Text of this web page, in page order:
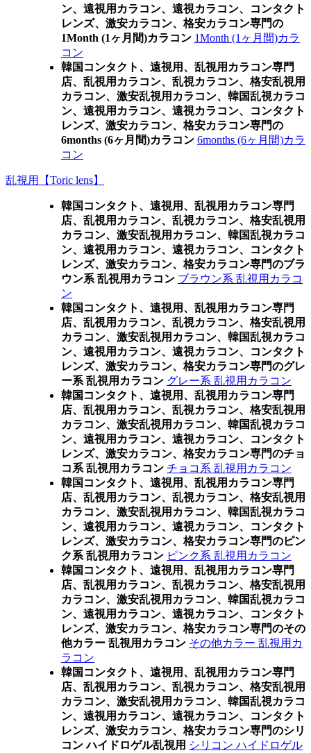
ン、遠視用カラコン、遠視カラコン、コンタクト
レンズ、激安カラコン、格安カラコン専門の
1Month (1ヶ月間)カラコン 1Month (1ヶ月間)カラ
コン
韓国コンタクト、遠視用、乱視用カラコン専門
店、乱視用カラコン、乱視カラコン、格安乱視用
カラコン、激安乱視用カラコン、韓国乱視カラコ
ン、遠視用カラコン、遠視カラコン、コンタクト
レンズ、激安カラコン、格安カラコン専門の
6months (6ヶ月間)カラコン 6months (6ヶ月間)カラ
コン
乱視用【Toric lens】
韓国コンタクト、遠視用、乱視用カラコン専門
店、乱視用カラコン、乱視カラコン、格安乱視用
カラコン、激安乱視用カラコン、韓国乱視カラコ
ン、遠視用カラコン、遠視カラコン、コンタクト
レンズ、激安カラコン、格安カラコン専門のブラ
ウン系 乱視用カラコン ブラウン系 乱視用カラコ
ン
韓国コンタクト、遠視用、乱視用カラコン専門
店、乱視用カラコン、乱視カラコン、格安乱視用
カラコン、激安乱視用カラコン、韓国乱視カラコ
ン、遠視用カラコン、遠視カラコン、コンタクト
レンズ、激安カラコン、格安カラコン専門のグレ
ー系 乱視用カラコン グレー系 乱視用カラコン
韓国コンタクト、遠視用、乱視用カラコン専門
店、乱視用カラコン、乱視カラコン、格安乱視用
カラコン、激安乱視用カラコン、韓国乱視カラコ
ン、遠視用カラコン、遠視カラコン、コンタクト
レンズ、激安カラコン、格安カラコン専門のチョ
コ系 乱視用カラコン チョコ系 乱視用カラコン
韓国コンタクト、遠視用、乱視用カラコン専門
店、乱視用カラコン、乱視カラコン、格安乱視用
カラコン、激安乱視用カラコン、韓国乱視カラコ
ン、遠視用カラコン、遠視カラコン、コンタクト
レンズ、激安カラコン、格安カラコン専門のピン
ク系 乱視用カラコン ピンク系 乱視用カラコン
韓国コンタクト、遠視用、乱視用カラコン専門
店、乱視用カラコン、乱視カラコン、格安乱視用
カラコン、激安乱視用カラコン、韓国乱視カラコ
ン、遠視用カラコン、遠視カラコン、コンタクト
レンズ、激安カラコン、格安カラコン専門のその
他カラー 乱視用カラコン その他カラー 乱視用カ
ラコン
韓国コンタクト、遠視用、乱視用カラコン専門
店、乱視用カラコン、乱視カラコン、格安乱視用
カラコン、激安乱視用カラコン、韓国乱視カラコ
ン、遠視用カラコン、遠視カラコン、コンタクト
レンズ、激安カラコン、格安カラコン専門のシリ
コン ハイドロゲル乱視用 シリコン ハイドロゲル